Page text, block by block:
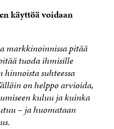
käyttöä voidaan
markkinoinnissa pitää
tuoda ihmisille
suhteessa
on helppo arvioida,
kuluu ja kuinka
– ja huomataan